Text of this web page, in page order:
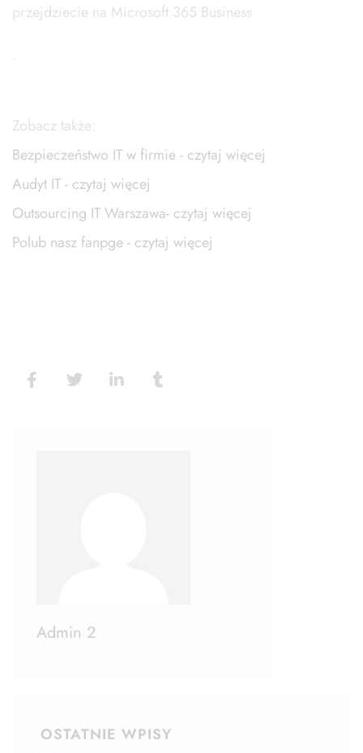
przejdziecie na Microsoft 365 Business
.
Zobacz także:
Bezpieczeństwo IT w firmie - czytaj więcej
Audyt IT - czytaj więcej
Outsourcing IT Warszawa- czytaj więcej
Polub nasz fanpge - czytaj więcej
Admin 2
OSTATNIE WPISY